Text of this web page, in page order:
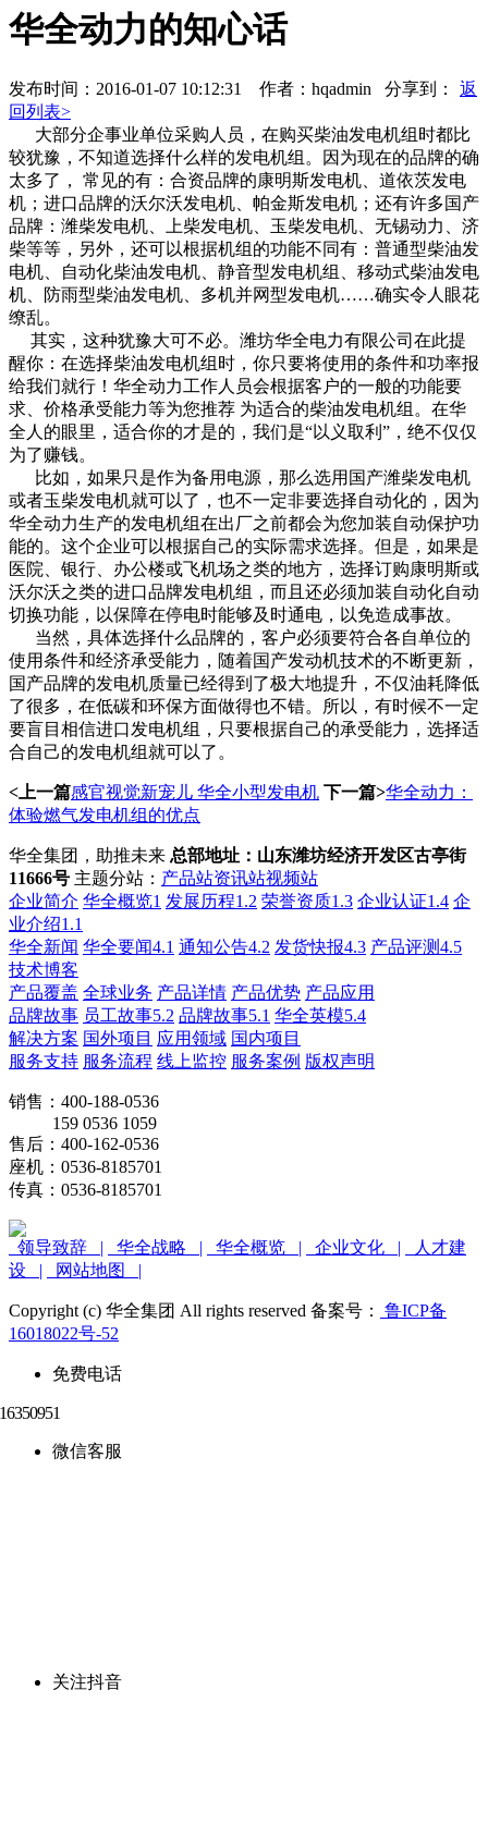
华全动力的知心话
发布时间：2016-01-07 10:12:31 作者：hqadmin 分享到：
返
回列表>
大部分企事业单位采购人员，在购买柴油发电机组时都比
较犹豫，不知道选择什么样的发电机组。因为现在的品牌的确
太多了， 常见的有：合资品牌的康明斯发电机、道依茨发电
机；进口品牌的沃尔沃发电机、帕金斯发电机；还有许多国产
品牌：潍柴发电机、上柴发电机、玉柴发电机、无锡动力、济
柴等等，另外，还可以根据机组的功能不同有：普通型柴油发
电机、自动化柴油发电机、静音型发电机组、移动式柴油发电
机、防雨型柴油发电机、多机并网型发电机……确实令人眼花
缭乱。
其实，这种犹豫大可不必。潍坊华全电力有限公司在此提
醒你：在选择柴油发电机组时，你只要将使用的条件和功率报
给我们就行！华全动力工作人员会根据客户的一般的功能要
求、价格承受能力等为您推荐 为适合的柴油发电机组。在华
全人的眼里，适合你的才是的，我们是“以义取利”，绝不仅仅
为了赚钱。
比如，如果只是作为备用电源，那么选用国产潍柴发电机
或者玉柴发电机就可以了，也不一定非要选择自动化的，因为
华全动力生产的发电机组在出厂之前都会为您加装自动保护功
能的。这个企业可以根据自己的实际需求选择。但是，如果是
医院、银行、办公楼或飞机场之类的地方，选择订购康明斯或
沃尔沃之类的进口品牌发电机组，而且还必须加装自动化自动
切换功能，以保障在停电时能够及时通电，以免造成事故。
当然，具体选择什么品牌的，客户必须要符合各自单位的
使用条件和经济承受能力，随着国产发动机技术的不断更新，
国产品牌的发电机质量已经得到了极大地提升，不仅油耗降低
了很多，在低碳和环保方面做得也不错。所以，有时候不一定
要盲目相信进口发电机组，只要根据自己的承受能力，选择适
合自己的发电机组就可以了。
<上一篇感官视觉新宠儿 华全小型发电机 下一篇>华全动力：
体验燃气发电机组的优点
华全集团，助推未来 总部地址：山东潍坊经济开发区古亭街
11666号 主题分站： 产品站资讯站视频站
企业简介 华全概览1 发展历程1.2 荣誉资质1.3 企业认证1.4 企
业介绍1.1
华全新闻 华全要闻4.1 通知公告4.2 发货快报4.3 产品评测4.5
技术博客
产品覆盖 全球业务 产品详情 产品优势 产品应用
品牌故事 员工故事5.2 品牌故事5.1 华全英模5.4
解决方案 国外项目 应用领域 国内项目
服务支持 服务流程 线上监控 服务案例 版权声明
销售：400-188-0536
159 0536 1059
售后：400-162-0536
座机：0536-8185701
传真：0536-8185701
领导致辞 | 华全战略 | 华全概览 | 企业文化 |
人才建
设 |
网站地图 |
Copyright (c) 华全集团 All rights reserved 备案号：
鲁ICP备
16018022号-52
免费电话
微信客服
关注抖音